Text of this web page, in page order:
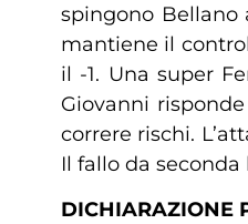
spingono Bellano
mantiene il
il -1. Una super
Giovanni
correre rischi.
Il fallo da
DICHIARAZIONE